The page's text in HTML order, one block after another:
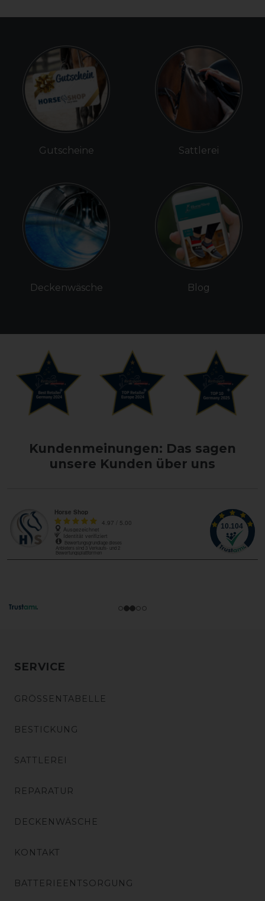
Gutscheine
Deckenwäsche
Sattlerei
Blog
Kundenmeinungen: Das sagen
unsere Kunden über uns
SERVICE
GRÖSSENTABELLE
BESTICKUNG
SATTLEREI
REPARATUR
DECKENWÄSCHE
KONTAKT
BATTERIEENTSORGUNG